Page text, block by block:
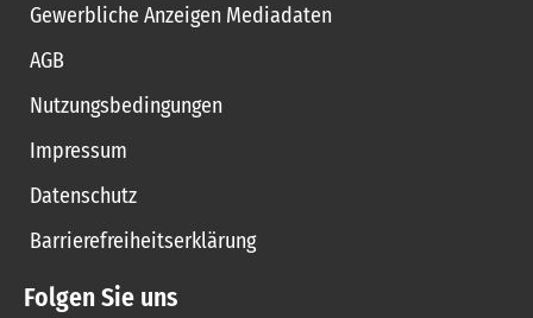
Gewerbliche Anzeigen Mediadaten
AGB
Nutzungsbedingungen
Impressum
Datenschutz
Barrierefreiheitserklärung
Folgen Sie uns